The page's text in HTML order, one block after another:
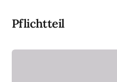
Pflichtteil